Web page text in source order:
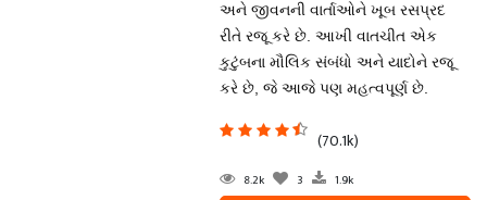
અને જીવનની વાર્તાઓને ખૂબ રસપ્રદ
રીતે રજૂ કરે છે. આખી વાતચીત એક
કુટુંબના મૌલિક સંબંધો અને યાદોને રજૂ
કરે છે, જે આજે પણ મહત્વપૂર્ણ છે.
(70.1k)
8.2k 3 1.9k